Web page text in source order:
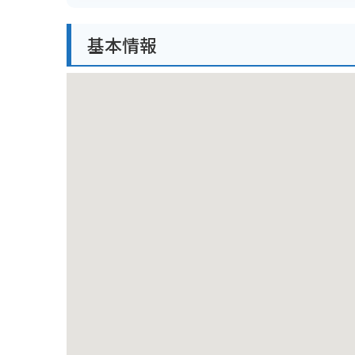
し、標高が高いため、天候の変化に注意が必要です。
基本情報